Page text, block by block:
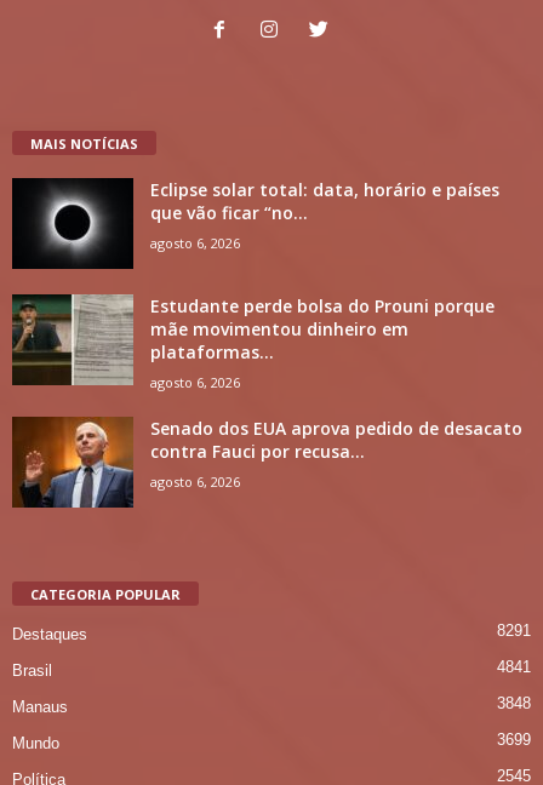
MAIS NOTÍCIAS
Eclipse solar total: data, horário e países
que vão ficar “no...
agosto 6, 2026
Estudante perde bolsa do Prouni porque
mãe movimentou dinheiro em
plataformas...
agosto 6, 2026
Senado dos EUA aprova pedido de desacato
contra Fauci por recusa...
agosto 6, 2026
CATEGORIA POPULAR
Destaques 8291
Brasil 4841
Manaus 3848
Mundo 3699
Política 2545